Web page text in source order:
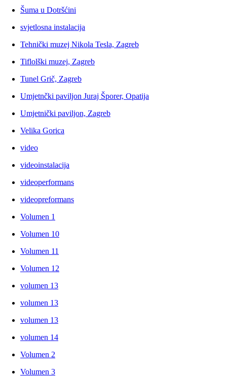
Šuma u Dotršćini
svjetlosna instalacija
Tehnički muzej Nikola Tesla, Zagreb
Tiflolški muzej, Zagreb
Tunel Grič, Zagreb
Umjetnčki paviljon Juraj Šporer, Opatija
Umjetnički paviljon, Zagreb
Velika Gorica
video
videoinstalacija
videoperformans
videopreformans
Volumen 1
Volumen 10
Volumen 11
Volumen 12
volumen 13
volumen 13
volumen 13
volumen 14
Volumen 2
Volumen 3